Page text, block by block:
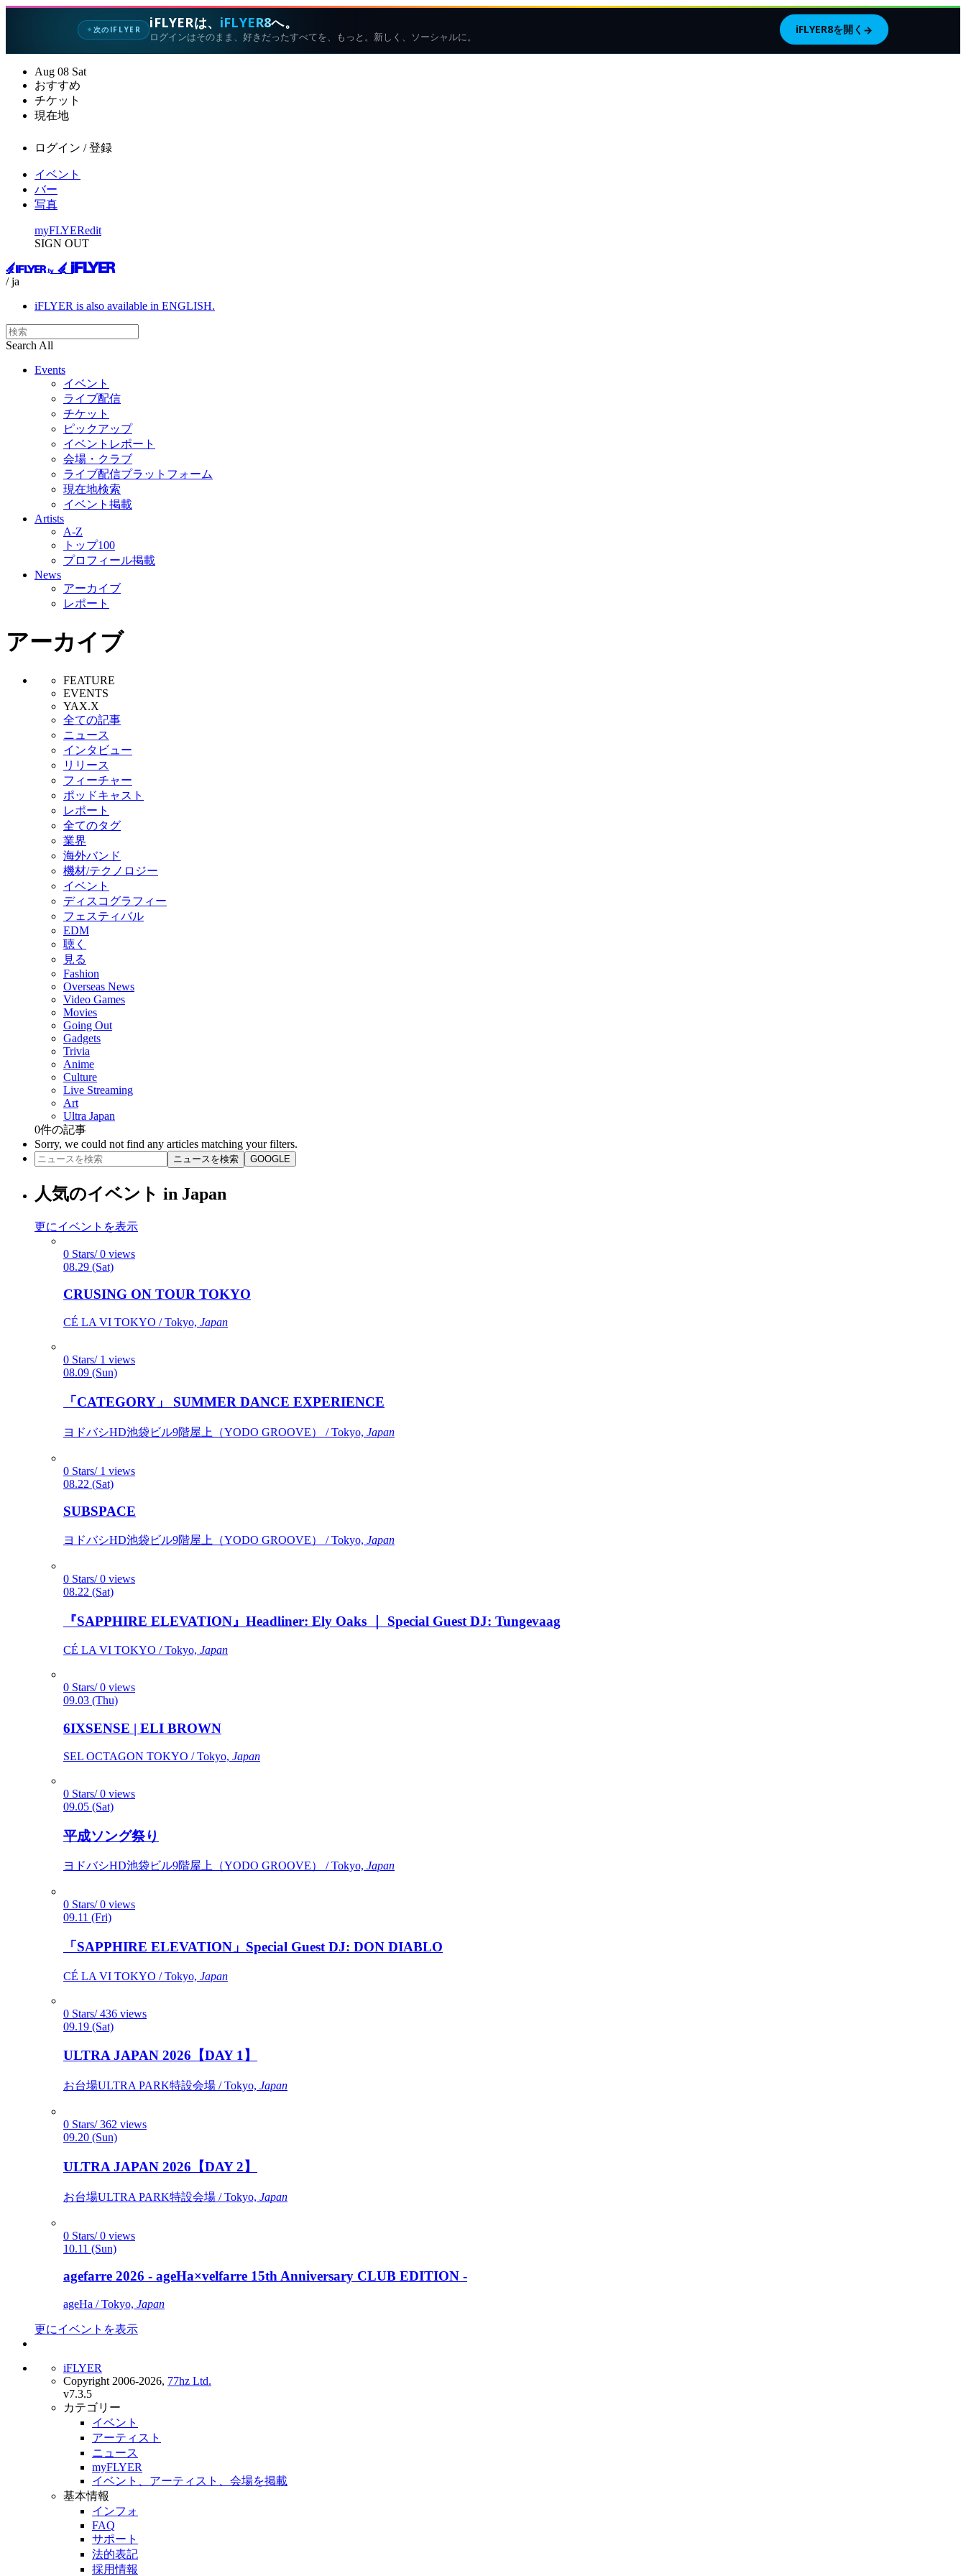
✦次のIFLYER iFLYERは、 iFLYER8へ。
ログインはそのまま、好きだったすべてを、もっと。新しく、ソーシャルに。
iFLYER8を開く →
Aug 08 Sat
おすすめ
チケット
現在地
ログイン / 登録
イベント
バー
写真
myFLYERedit
SIGN OUT
/ ja
iFLYER is also available in ENGLISH.
Search All
Events
イベント
ライブ配信
チケット
ピックアップ
イベントレポート
会場・クラブ
ライブ配信プラットフォーム
現在地検索
イベント掲載
Artists
A-Z
トップ100
プロフィール掲載
News
アーカイブ
レポート
アーカイブ
FEATURE
EVENTS
YAX.X
全ての記事
ニュース
インタビュー
リリース
フィーチャー
ポッドキャスト
レポート
全てのタグ
業界
海外バンド
機材/テクノロジー
イベント
ディスコグラフィー
フェスティバル
EDM
聴く
見る
Fashion
Overseas News
Video Games
Movies
Going Out
Gadgets
Trivia
Anime
Culture
Live Streaming
Art
Ultra Japan
0件の記事
Sorry, we could not find any articles matching your filters.
ニュースを検索 GOOGLE
人気のイベント in Japan
更にイベントを表示
0 Stars/ 0 views
08.29 (Sat)
CRUSING ON TOUR TOKYO
CÉ LA VI TOKYO / Tokyo, Japan
0 Stars/ 1 views
08.09 (Sun)
「CATEGORY」 SUMMER DANCE EXPERIENCE
ヨドバシHD池袋ビル9階屋上（YODO GROOVE） / Tokyo, Japan
0 Stars/ 1 views
08.22 (Sat)
SUBSPACE
ヨドバシHD池袋ビル9階屋上（YODO GROOVE） / Tokyo, Japan
0 Stars/ 0 views
08.22 (Sat)
『SAPPHIRE ELEVATION』Headliner: Ely Oaks ｜ Special Guest DJ: Tungevaag
CÉ LA VI TOKYO / Tokyo, Japan
0 Stars/ 0 views
09.03 (Thu)
6IXSENSE | ELI BROWN
SEL OCTAGON TOKYO / Tokyo, Japan
0 Stars/ 0 views
09.05 (Sat)
平成ソング祭り
ヨドバシHD池袋ビル9階屋上（YODO GROOVE） / Tokyo, Japan
0 Stars/ 0 views
09.11 (Fri)
「SAPPHIRE ELEVATION」Special Guest DJ: DON DIABLO
CÉ LA VI TOKYO / Tokyo, Japan
0 Stars/ 436 views
09.19 (Sat)
ULTRA JAPAN 2026【DAY 1】
お台場ULTRA PARK特設会場 / Tokyo, Japan
0 Stars/ 362 views
09.20 (Sun)
ULTRA JAPAN 2026【DAY 2】
お台場ULTRA PARK特設会場 / Tokyo, Japan
0 Stars/ 0 views
10.11 (Sun)
agefarre 2026 - ageHa×velfarre 15th Anniversary CLUB EDITION -
ageHa / Tokyo, Japan
更にイベントを表示
iFLYER
Copyright 2006-2026, 77hz Ltd.
v7.3.5
カテゴリー
イベント
アーティスト
ニュース
myFLYER
イベント、アーティスト、会場を掲載
基本情報
インフォ
FAQ
サポート
法的表記
採用情報